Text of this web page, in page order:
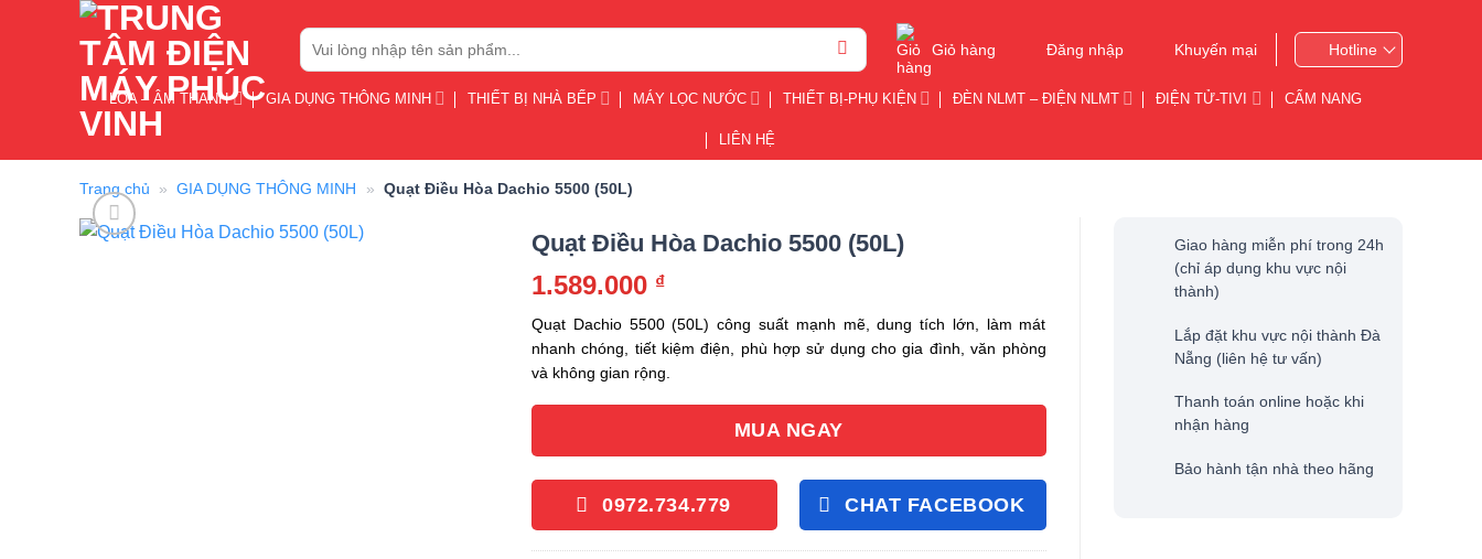
Tìm
kiếm:
Giỏ hàng Đăng nhập Khuyến mại Hotline
LOA – ÂM THANH GIA DỤNG THÔNG MINH THIẾT BỊ NHÀ BẾP MÁY LỌC NƯỚC THIẾT BỊ-PHỤ KIỆN ĐÈN NLMT – ĐIỆN NLMT ĐIỆN TỬ-TIVI CẨM NANG
LIÊN HỆ
Trang chủ » GIA DỤNG THÔNG MINH » Quạt Điều Hòa Dachio 5500 (50L)
Quạt Điều Hòa Dachio 5500 (50L)
1.589.000 ₫
Quạt Dachio 5500 (50L) công suất mạnh mẽ, dung tích lớn, làm mát
nhanh chóng, tiết kiệm điện, phù hợp sử dụng cho gia đình, văn phòng
và không gian rộng.
MUA NGAY
0972.734.779 CHAT FACEBOOK
Giao hàng miễn phí trong 24h
(chỉ áp dụng khu vực nội
thành)
Lắp đặt khu vực nội thành Đà
Nẵng (liên hệ tư vấn)
Thanh toán online hoặc khi
nhận hàng
Bảo hành tận nhà theo hãng